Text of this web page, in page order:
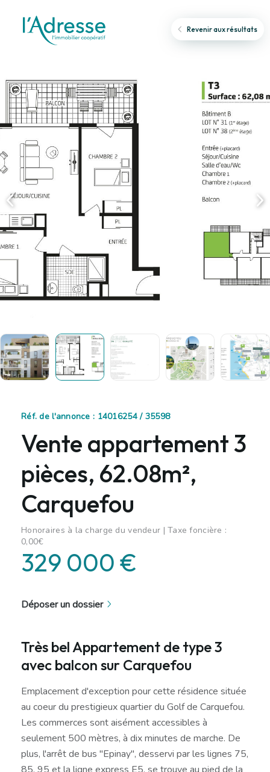
Revenir aux résultats
Réf. de l'annonce : 14016254 / 35598
Vente appartement 3
pièces, 62.08m²,
Carquefou
Honoraires à la charge du vendeur | Taxe foncière :
0,00€
329 000 €
Déposer un dossier
Très bel Appartement de type 3
avec balcon sur Carquefou
Emplacement d'exception pour cette résidence située
au coeur du prestigieux quartier du Golf de Carquefou.
Les commerces sont aisément accessibles à
seulement 500 mètres, à dix minutes de marche. De
plus, l'arrêt de bus "Epinay", desservi par les lignes 75,